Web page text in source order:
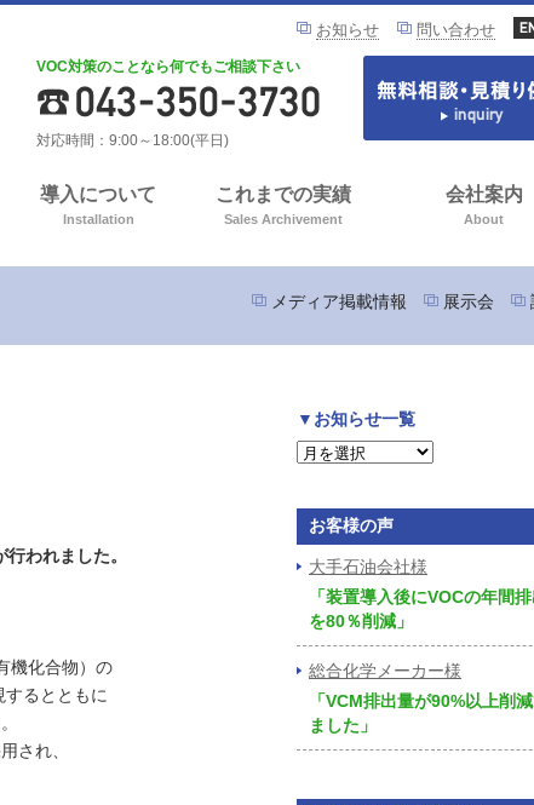
お知らせ 問い合わせ
VOC対策のことなら何でもご相談下さい
対応時間：9:00～18:00(平日)
導入について
Installation
これまでの実績
Sales Archivement
会社案内
About
メディア掲載情報 展示会
われました。
化合物）の
るとともに
され、
▼お知らせ一覧
お客様の声
大手石油会社様
「装置導入後にVOCの年間
を80％削減」
総合化学メーカー様
「VCM排出量が90%以上削
ました」